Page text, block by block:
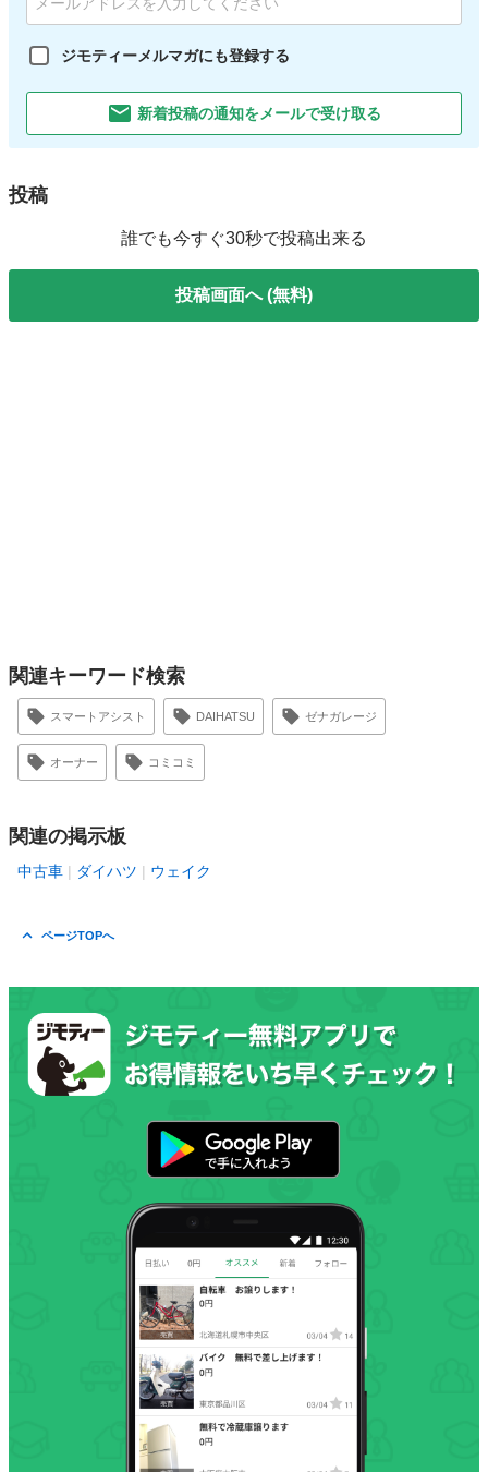
ジモティーメルマガにも登録する
新着投稿の通知をメールで受け取る
投稿
誰でも今すぐ30秒で投稿出来る
投稿画面へ (無料)
関連キーワード検索
スマートアシスト DAIHATSU ゼナガレージ
オーナー コミコミ
関連の掲示板
中古車 ダイハツ ウェイク
ページTOPへ